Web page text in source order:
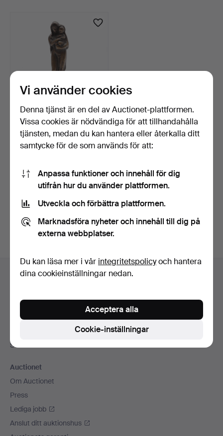
AARRE AALTONEN.
SKULPTUR, MOR OCH
BARN, BR…
Bevaka sökning
Du kan också söka i vårt arkiv med avslutade auktioner
Sidfotsnavigation
Hjälp och kontakt
Alla auktionshus
Betalningsalternativ
Sociala medier
Auctionet
Om Auctionet
Press
Lediga jobb
Anslut ditt auktionshus
Vi använder cookies
Denna tjänst är en del av Auctionet-plattformen.
Vissa cookies är nödvändiga för att tillhandahålla
tjänsten, medan du kan hantera eller återkalla ditt
samtycke för de som används för att:
Anpassa funktioner och innehåll för dig
utifrån hur du använder plattformen.
Utveckla och förbättra plattformen.
Marknadsföra nyheter och innehåll till dig på
externa webbplatser.
Du kan läsa mer i vår integritetspolicyoch hantera
dina cookieinställningar nedan.
Cookie-inställningar
Acceptera alla